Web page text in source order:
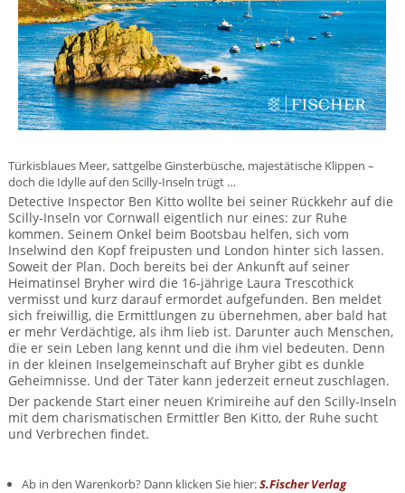
Mietwagen & Verkehr
Reiseunterlagen
Reiseversicherung
Unterkünfte
Zimmer
Türkisblaues Meer, sattgelbe Ginsterbüsche, majestätische Klippen –
doch die Idylle auf den Scilly-Inseln trügt …
Detective Inspector Ben Kitto wollte bei seiner Rückkehr auf die
Scilly-Inseln vor Cornwall eigentlich nur eines: zur Ruhe
kommen. Seinem Onkel beim Bootsbau helfen, sich vom
Inselwind den Kopf freipusten und London hinter sich lassen.
Soweit der Plan. Doch bereits bei der Ankunft auf seiner
Heimatinsel Bryher wird die 16-jährige Laura Trescothick
vermisst und kurz darauf ermordet aufgefunden. Ben meldet
sich freiwillig, die Ermittlungen zu übernehmen, aber bald hat
er mehr Verdächtige, als ihm lieb ist. Darunter auch Menschen,
die er sein Leben lang kennt und die ihm viel bedeuten. Denn
in der kleinen Inselgemeinschaft auf Bryher gibt es dunkle
Geheimnisse. Und der Täter kann jederzeit erneut zuschlagen.
Der packende Start einer neuen Krimireihe auf den Scilly-Inseln
mit dem charismatischen Ermittler Ben Kitto, der Ruhe sucht
und Verbrechen findet.
Ab in den Warenkorb? Dann klicken Sie hier:S.Fischer Verlag